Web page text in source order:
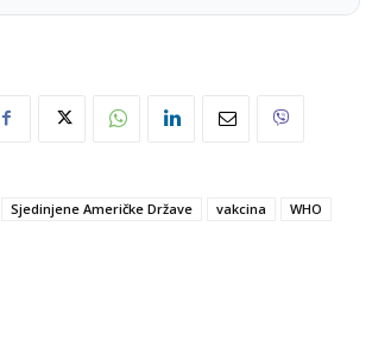
Sjedinjene Američke Države vakcina WHO